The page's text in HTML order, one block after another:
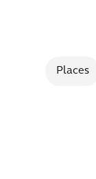
Places